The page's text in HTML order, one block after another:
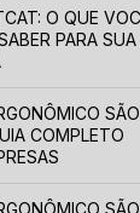
PARA SUA
COMPLETO